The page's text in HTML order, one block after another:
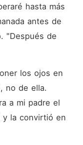
hasta más
antes de
"Después de
los ojos en
no de ella.
a mi padre el
y la convirtió en